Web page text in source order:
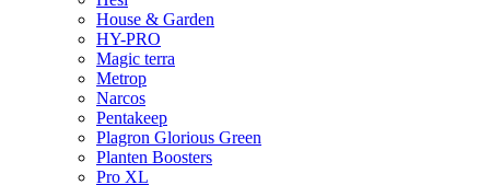
House & Garden
HY-PRO
Magic terra
Metrop
Narcos
Pentakeep
Plagron Glorious Green
Planten Boosters
Pro XL